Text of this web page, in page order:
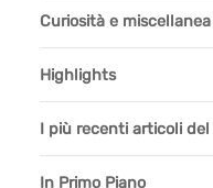
Curiosità e miscellanea
Highlights
I più recenti articoli
In Primo Piano